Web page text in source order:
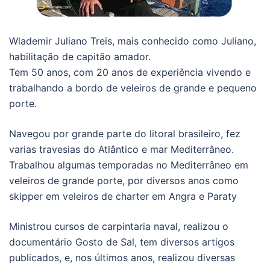
Wlademir Juliano Treis, mais conhecido como Juliano,
habilitação de capitão amador.
Tem 50 anos, com 20 anos de experiência vivendo e
trabalhando a bordo de veleiros de grande e pequeno
porte.
Navegou por grande parte do litoral brasileiro, fez
varias travesias do Atlântico e mar Mediterrâneo.
Trabalhou algumas temporadas no Mediterrâneo em
veleiros de grande porte, por diversos anos como
skipper em veleiros de charter em Angra e Paraty
Ministrou cursos de carpintaria naval, realizou o
documentário Gosto de Sal, tem diversos artigos
publicados, e, nos últimos anos, realizou diversas